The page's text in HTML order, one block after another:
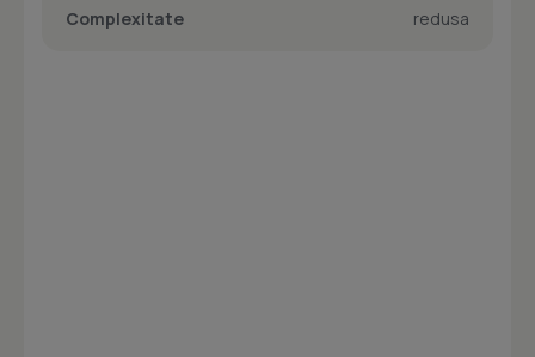
Complexitate
redusa